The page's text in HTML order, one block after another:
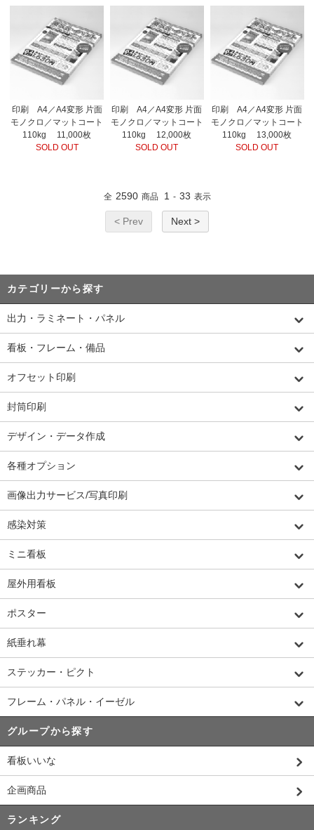
印刷 A4／A4変形 片面
モノクロ／マットコート
110kg 11,000枚
SOLD OUT
印刷 A4／A4変形 片面
モノクロ／マットコート
110kg 12,000枚
SOLD OUT
印刷 A4／A4変形 片面
モノクロ／マットコート
110kg 13,000枚
SOLD OUT
全 2590 商品 1 - 33 表示
< Prev Next >
カテゴリーから探す
出力・ラミネート・パネル
看板・フレーム・備品
オフセット印刷
封筒印刷
デザイン・データ作成
各種オプション
画像出力サービス/写真印刷
感染対策
ミニ看板
屋外用看板
ポスター
紙垂れ幕
ステッカー・ピクト
フレーム・パネル・イーゼル
グループから探す
看板いいな
企画商品
ランキング